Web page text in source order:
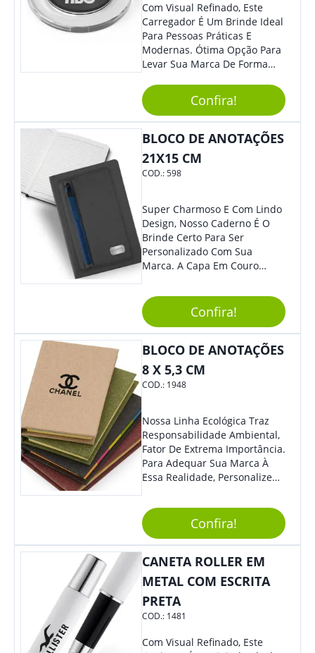
Com Visual Refinado, Este
Carregador É Um Brinde Ideal
Para Pessoas Práticas E
Modernas. Ótima Opção Para
Levar Sua Marca De Forma
Sua Empresa Em Eventos,
Reuniões Corporativas Ou Até
Mesmo Para Presentear
Colaboradores E Parceiros De
Confira!
BLOCO DE ANOTAÇÕES
21X15 CM
COD.:598
Super Charmoso E Com Lindo
Design, Nosso Caderno É O
Brinde Certo Para Ser
Personalizado Com Sua
Marca. A Capa Em Couro
Elástico Permite Maior
Segurança Ao Carregá-Lo.
Ofereça A Seus Clientes E
Colaboradores, Sem Dúvidas
Eles Irão Adorar.
Confira!
BLOCO DE ANOTAÇÕES
8 X 5,3 CM
COD.: 1948
Nossa Linha Ecológica Traz
Responsabilidade Ambiental,
Fator De Extrema Importância.
Para Adequar Sua Marca À
Essa Realidade, Personalize
Anotações Com Post-It E
Caneta. Elaborado A Partir De
Material Reciclado, O Brinde
Também É Prático, Tornando-
Se Assim Excelente Para Uso
Cotidiano. Perfeito, Não É?!
Confira!
CANETA ROLLER EM
METAL COM ESCRITA
PRETA
COD.: 1481
Com Visual Refinado, Este